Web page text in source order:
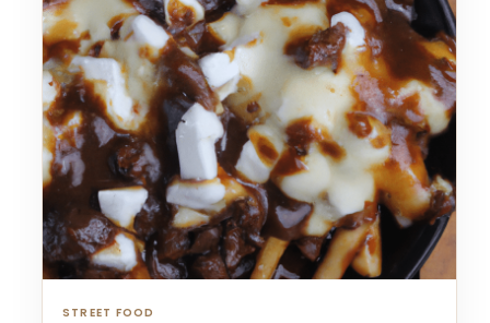
STREET FOOD